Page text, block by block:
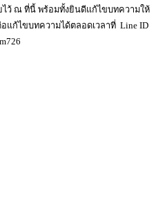
ไว้ ณ ที่นี้ พร้อมทั้งยินดีแก้ไขบทความให้
แก้ไขบทความได้ตลอดเวลาที่ Line ID